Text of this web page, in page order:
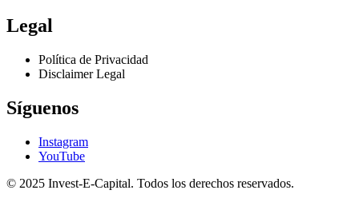
Legal
Política de Privacidad
Disclaimer Legal
Síguenos
Instagram
YouTube
© 2025 Invest-E-Capital. Todos los derechos reservados.